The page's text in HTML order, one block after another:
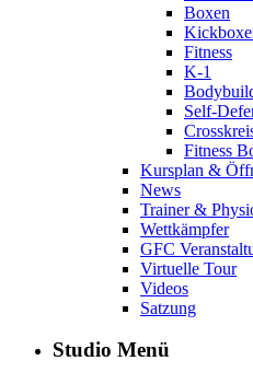
Boxen
Fitness
K-1
Self-
Fitness
Kursplan &
News
Trainer &
Wettkämpfer
GFC
Virtuelle Tour
Videos
Satzung
Studio Menü